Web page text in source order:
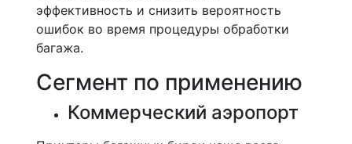
эффективность и снизить вероятность
ошибок во время процедуры обработки
багажа.
Сегмент по применению
Коммерческий аэропорт